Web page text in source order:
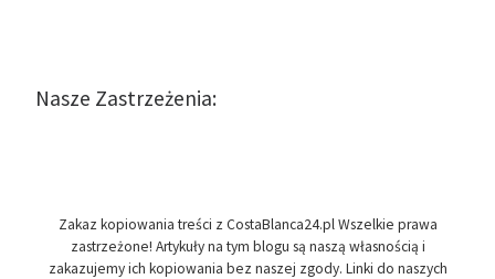
Nasze Zastrzeżenia:
Zakaz kopiowania treści z CostaBlanca24.pl Wszelkie prawa
zastrzeżone! Artykuły na tym blogu są naszą własnością i
zakazujemy ich kopiowania bez naszej zgody. Linki do naszych